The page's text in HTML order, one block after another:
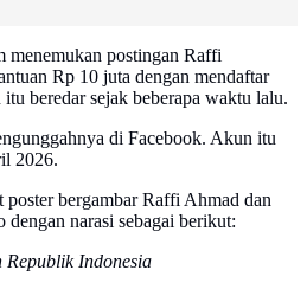
menemukan postingan Raffi
Rp 10 juta dengan mendaftar
beredar sejak beberapa waktu lalu.
di Facebook. Akun itu
2026.
poster bergambar Raffi Ahmad dan
narasi sebagai berikut:
Republik Indonesia